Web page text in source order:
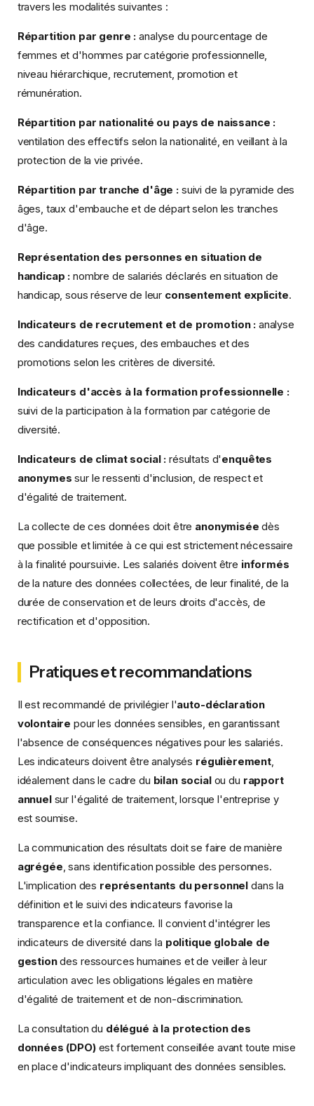
travers les modalités suivantes :
Répartition par genre : analyse du pourcentage de
femmes et d'hommes par catégorie professionnelle,
niveau hiérarchique, recrutement, promotion et
rémunération.
Répartition par nationalité ou pays de naissance :
ventilation des effectifs selon la nationalité, en veillant à la
protection de la vie privée.
Répartition par tranche d'âge : suivi de la pyramide des
âges, taux d'embauche et de départ selon les tranches
d'âge.
Représentation des personnes en situation de
handicap : nombre de salariés déclarés en situation de
handicap, sous réserve de leur consentement explicite.
Indicateurs de recrutement et de promotion : analyse
des candidatures reçues, des embauches et des
promotions selon les critères de diversité.
Indicateurs d'accès à la formation professionnelle :
suivi de la participation à la formation par catégorie de
diversité.
Indicateurs de climat social : résultats d'enquêtes
anonymes sur le ressenti d'inclusion, de respect et
d'égalité de traitement.
La collecte de ces données doit être anonymisée dès
que possible et limitée à ce qui est strictement nécessaire
à la finalité poursuivie. Les salariés doivent être informés
de la nature des données collectées, de leur finalité, de la
durée de conservation et de leurs droits d'accès, de
rectification et d'opposition.
Pratiques et recommandations
Il est recommandé de privilégier l'auto-déclaration
volontaire pour les données sensibles, en garantissant
l'absence de conséquences négatives pour les salariés.
Les indicateurs doivent être analysés régulièrement
idéalement dans le cadre du bilan socialou du rapport
annuelsur l'égalité de traitement, lorsque l'entreprise y
est soumise.
La communication des résultats doit se faire de manière
agrégée , sans identification possible des personnes.
L'implication des représentants du personnel dans la
définition et le suivi des indicateurs favorise la
transparence et la confiance. Il convient d'intégrer les
indicateurs de diversité dans la politique globale de
gestiondes ressources humaines et de veiller à leur
articulation avec les obligations légales en matière
d'égalité de traitement et de non-discrimination.
La consultation du délégué à la protection des
données (DPO)est fortement conseillée avant toute mise
en place d'indicateurs impliquant des données sensibles.